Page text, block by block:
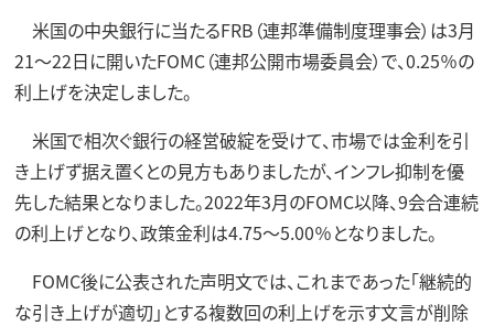
米国の中央銀行に当たるFRB（連邦準備制度理事会）は3月
21～22日に開いたFOMC（連邦公開市場委員会）で、0.25％の
利上げを決定しました。
米国で相次ぐ銀行の経営破綻を受けて、市場では金利を引
き上げず据え置くとの見方もありましたが、インフレ抑制を優
先した結果となりました。2022年3月のFOMC以降、9会合連続
の利上げとなり、政策金利は4.75～5.00％となりました。
FOMC後に公表された声明文では、これまであった「継続的
な引き上げが適切」とする複数回の利上げを示す文言が削除